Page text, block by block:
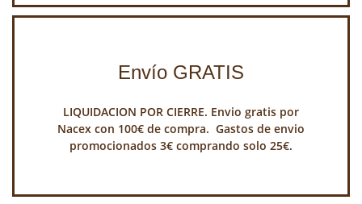
Envío GRATIS
LIQUIDACION POR CIERRE. Envio gratis por
Nacex con 100€ de compra. Gastos de envio
promocionados 3€ comprando solo 25€.